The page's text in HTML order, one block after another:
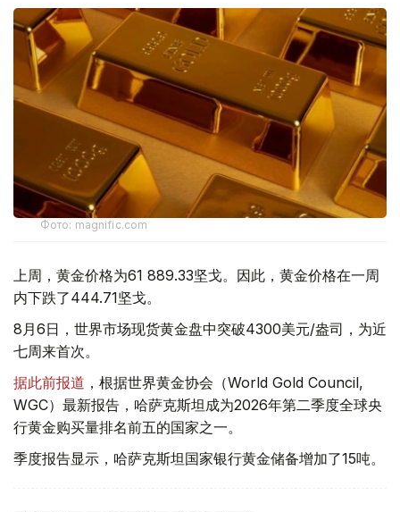
Фото: magnific.com
上周，黄金价格为61 889.33坚戈。因此，黄金价格在一周
内下跌了444.71坚戈。
8月6日，世界市场现货黄金盘中突破4300美元/盎司，为近
七周来首次。
据此前报道 ，根据世界黄金协会（World Gold Council,
WGC）最新报告，哈萨克斯坦成为2026年第二季度全球央
行黄金购买量排名前五的国家之一。
季度报告显示，哈萨克斯坦国家银行黄金储备增加了15吨。